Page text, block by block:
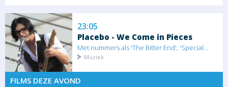
23:05
Placebo - We Come in Pieces
Met nummers als 'The Bitter End', 'Special...
Muziek
FILMS DEZE AVOND